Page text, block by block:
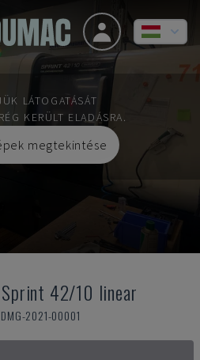
LÁTOGATÁSÁT
KERÜLT ELADÁSRA.
megtekintése
Sprint 42/10 linear
DMG-2021-00001